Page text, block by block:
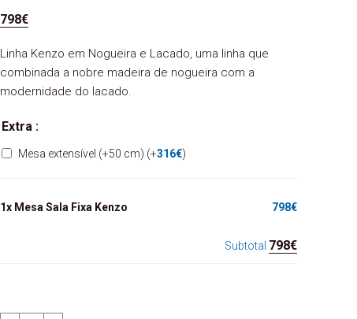
798€
Linha Kenzo em Nogueira e Lacado, uma linha que
combinada a nobre madeira de nogueira com a
modernidade do lacado.
Extra :
Mesa extensível (+50 cm) (+316€)
1x Mesa Sala Fixa Kenzo 798€
Subtotal 798€